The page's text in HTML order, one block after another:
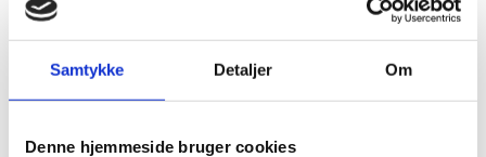
Samtykke Detaljer Om
Denne hjemmeside bruger cookies